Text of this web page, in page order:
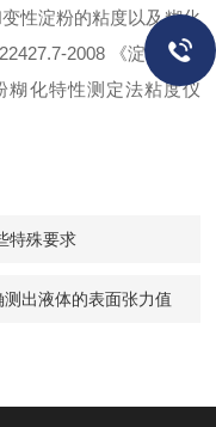
性淀粉的粘度以及糊化
2008 《淀粉粘度
糊化特性测定法粘度仪
特殊要求
出液体的表面张力值